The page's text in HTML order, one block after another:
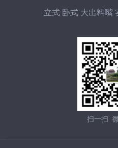
立式 卧式 大出料嘴
扫一扫